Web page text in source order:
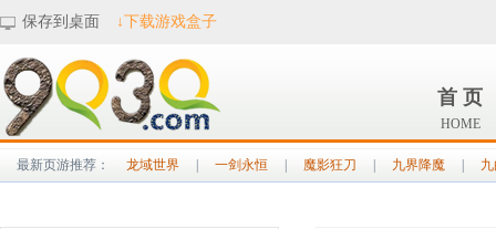
保存到桌面 ↓下载游戏盒子
首 页
HOME
最新页游推荐： 龙域世界 一剑永恒 魔影狂刀 九界降魔